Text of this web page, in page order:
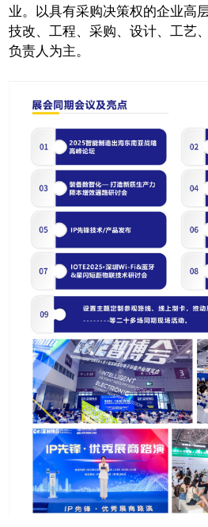
业。以具有采购决策权的企业高
技改、工程、采购、设计、工艺
负责人为主。